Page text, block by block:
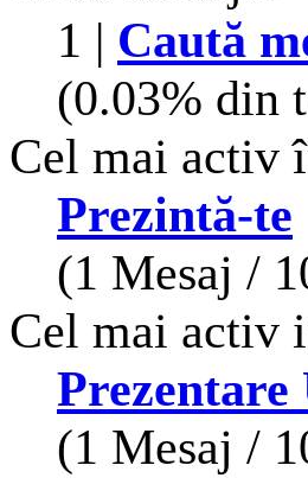
1 | Caută
(0.03% din
Cel mai activ
Prezintă-te
(1 Mesaj /
Cel mai activ
Prezentare
(1 Mesaj /